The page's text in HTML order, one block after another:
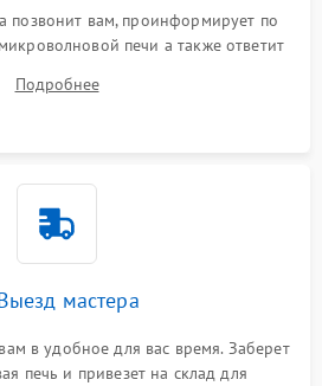
позвонит вам, проинформирует по
печи а также ответит
Подробнее
мастера
в удобное для вас время. Заберет
печь и привезет на склад для